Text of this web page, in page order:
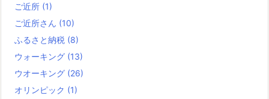
ご近所 (1)
ご近所さん (10)
ふるさと納税 (8)
ウォーキング (13)
ウオーキング (26)
オリンピック (1)